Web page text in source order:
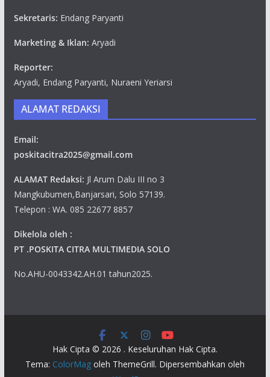
Sekretaris: Endang Paryanti
Marketing & Iklan: Aryadi
Reporter:
Aryadi, Endang Paryanti, Nuraeni Yeriarsi
ALAMAT REDAKSI
Email:
poskitacitra2025@gmail.com
ALAMAT Redaksi: Jl Arum Dalu III no 3
Mangkubumen,Banjarsari, Solo 57139.
Telepon : WA. 085 22677 8857
Dikelola oleh :
PT .POSKITA CITRA MULTIMEDIA SOLO
No.AHU-0043342.AH.01 tahun2025.
Hak Cipta © 2026 . Keseluruhan Hak Cipta.
Tema: ColorMagoleh ThemeGrill. Dipersembahkan oleh